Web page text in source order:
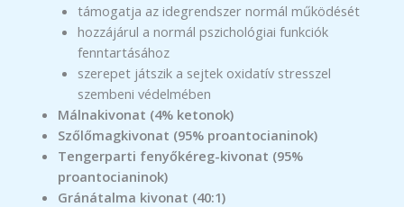
támogatja az idegrendszer normál működését
hozzájárul a normál pszichológiai funkciók
fenntartásához
szerepet játszik a sejtek oxidatív stresszel
szembeni védelmében
Málnakivonat (4% ketonok)
Szőlőmagkivonat (95% proantocianinok)
Tengerparti fenyőkéreg-kivonat (95%
proantocianinok)
Gránátalma kivonat (40:1)